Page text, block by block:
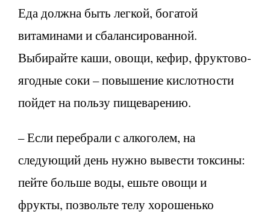
Еда должна быть легкой, богатой
витаминами и сбалансированной.
Выбирайте каши, овощи, кефир, фруктово-
ягодные соки – повышение кислотности
пойдет на пользу пищеварению.
– Если перебрали с алкоголем, на
следующий день нужно вывести токсины:
пейте больше воды, ешьте овощи и
фрукты, позвольте телу хорошенько